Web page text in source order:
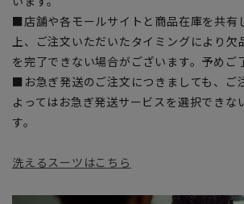
■店舗や各モールサイトと商品在庫を共有
上、ご注文いただいたタイミングにより欠
を完了できない場合がございます。予めご
■お急ぎ発送のご注文につきましても、ご
よってはお急ぎ発送サービスを選択できな
す。
洗えるスーツはこちら